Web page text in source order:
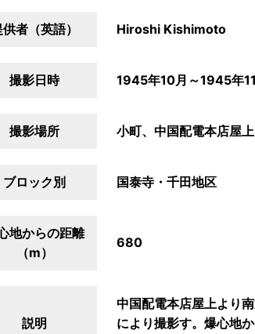
者（英語） Hiroshi Kishimoto
撮影日時 1945年10月～1945年
撮影場所 小町、中国配電本店屋上
ブロック別 国泰寺・千田地区
地からの距離
（m）
680
説明
中国配電本店屋上より
により撮影す。爆心地